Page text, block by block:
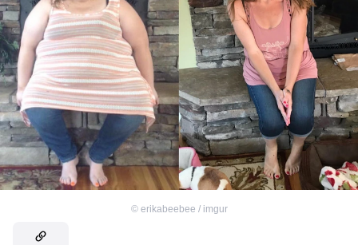
© erikabeebee / imgur